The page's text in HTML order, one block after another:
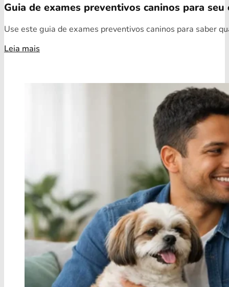
Guia de exames preventivos caninos para seu
Use este guia de exames preventivos caninos para saber
Leia mais